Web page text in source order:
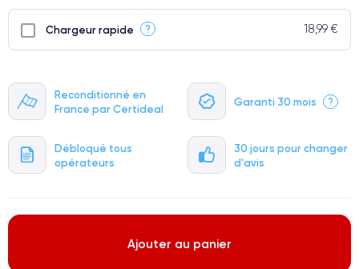
Reconditionné en
France par Certideal
Garanti 30 mois ?
Débloqué tous
opérateurs
30 jours pour changer
d'avis
Chargeur rapide ? 18,99 €
Ajouter au panier